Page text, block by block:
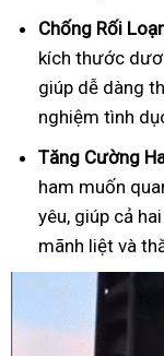
Chống Rối
kích thước
giúp dễ dàng
nghiệm tình
Tăng Cường
ham muốn
yêu, giúp cả
mãnh liệt và